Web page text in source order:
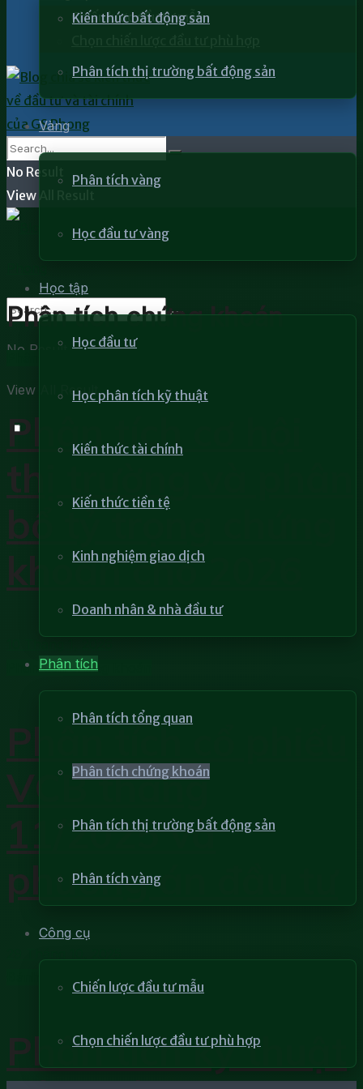
Kiến thức bất động sản
Phân tích thị trường bất động sản
Vàng
Phân tích vàng
Học đầu tư vàng
Học tập
Học đầu tư
Học phân tích kỹ thuật
Kiến thức tài chính
Kiến thức tiền tệ
Kinh nghiệm giao dịch
Doanh nhân & nhà đầu tư
Phân tích
Phân tích tổng quan
Phân tích chứng khoán
Phân tích thị trường bất động sản
Phân tích vàng
Công cụ
Chiến lược đầu tư mẫu
Chọn chiến lược đầu tư phù hợp
Chiến lược đầu tư mẫu
No Result
View All Result
No Result
View All Result
Phân tích chứng khoán
Phân tích cơ hội
thị trường và phân
bổ tỷ trọng chứng
khoán cho 2026
Phân tích chứng khoán
Phân tích cổ phiếu
VCB tháng
11/2025 và
phương án đầu tư
Đánh giá cổ phiếu
Phân tích kỹ thuật